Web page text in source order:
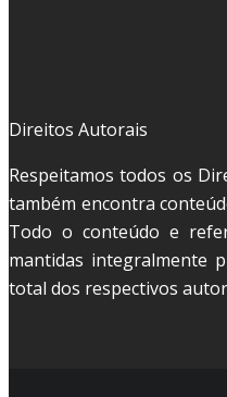
Direitos Autorais
Respeitamos todos os
também encontra
Todo o conteúdo e
mantidas integralmente
total dos respectivos